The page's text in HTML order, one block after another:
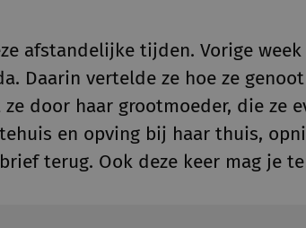
afstandelijke tijden. Vorige week
Daarin vertelde ze hoe ze genoot
door haar grootmoeder, die ze
en opving bij haar thuis,
terug. Ook deze keer mag je